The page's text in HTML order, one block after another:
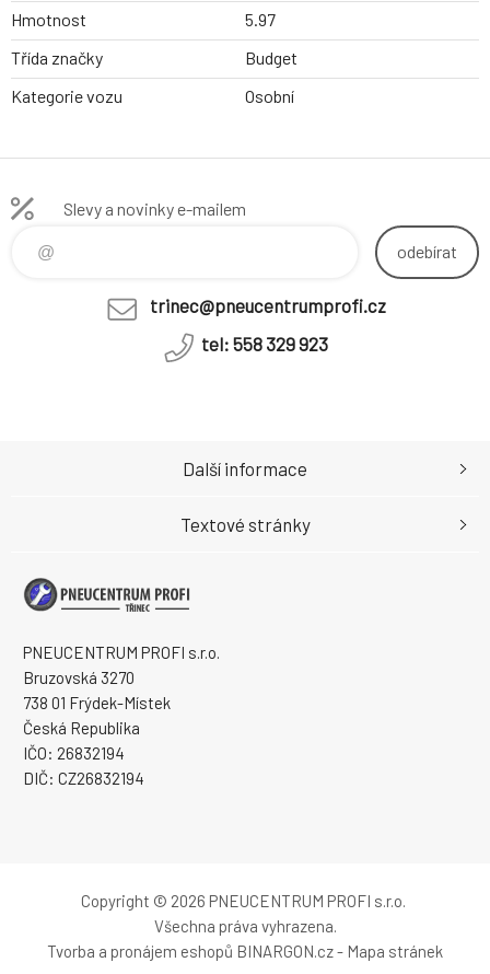
Hmotnost
5.97
Třída značky
Budget
Kategorie vozu
Osobní
Slevy a novinky e-mailem
odebírat
trinec@pneucentrumprofi.cz
tel: 558 329 923
PNEUCENTRUM PROFI s.r.o.
Bruzovská 3270
738 01 Frýdek-Místek
Česká Republika
IČO: 26832194
DIČ: CZ26832194
Další informace
Textové stránky
Copyright © 2026 PNEUCENTRUM PROFI s.r.o.
Všechna práva vyhrazena.
Tvorba a pronájem eshopů BINARGON.cz- Mapa stránek